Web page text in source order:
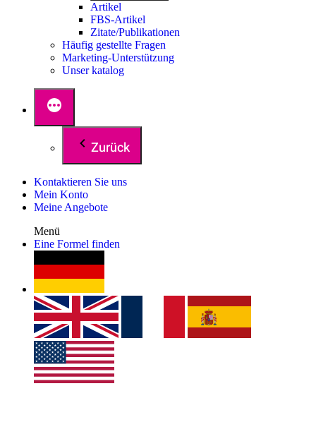
Artikel
FBS-Artikel
Zitate/Publikationen
Häufig gestellte Fragen
Marketing-Unterstützung
Unser katalog
Zurück
Kontaktieren Sie uns
Mein Konto
Meine Angebote
Menü
Eine Formel finden